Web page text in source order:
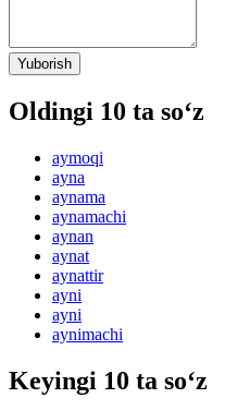
Yuborish
Oldingi 10 ta so‘z
aymoqi
ayna
aynama
aynamachi
aynan
aynat
aynattir
ayni
ayni
aynimachi
Keyingi 10 ta so‘z